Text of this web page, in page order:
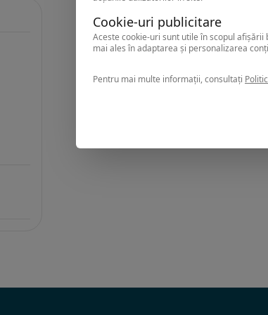
Cookie-uri publicitare
Aceste cookie-uri sunt utile în scopul
mai ales în adaptarea și personalizarea
Pentru mai multe informații, consultați